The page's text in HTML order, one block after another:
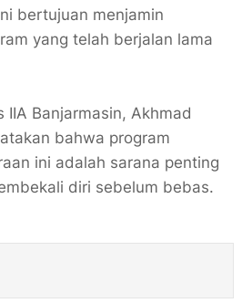
bertujuan menjamin
yang telah berjalan lama
IIA Banjarmasin, Akhmad
bahwa program
ini adalah sarana penting
diri sebelum bebas.